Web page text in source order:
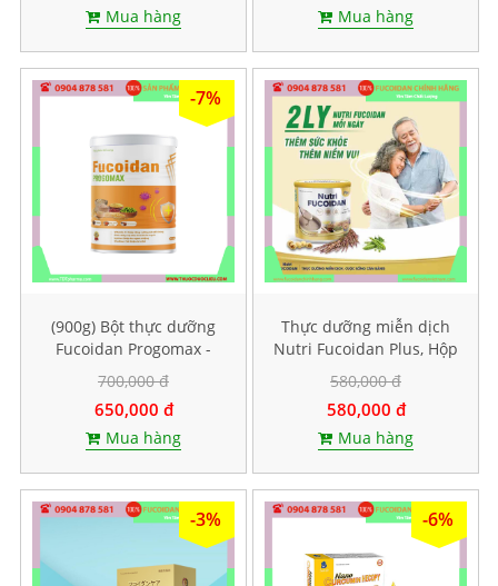
Mua hàng Mua hàng
-7%
(900g) Bột thực dưỡng
Fucoidan Progomax -
dành cho bệnh nhân ung
thư
700,000 đ
650,000 đ
Mua hàng
Thực dưỡng miễn dịch
Nutri Fucoidan Plus, Hộp
500g
580,000 đ
580,000 đ
Mua hàng
-3% -6%